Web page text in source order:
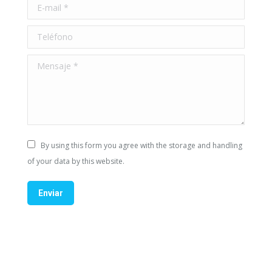
E-mail *
Teléfono
Mensaje *
By using this form you agree with the storage and handling
of your data by this website.
Enviar